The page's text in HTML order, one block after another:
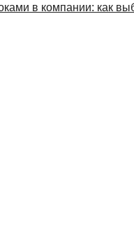
в компании: как